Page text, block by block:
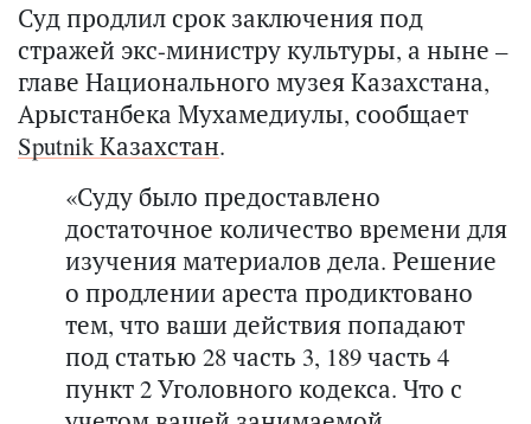
Суд продлил срок заключения под
стражей экс-министру культуры, а ныне –
главе Национального музея Казахстана,
Арыстанбека Мухамедиулы, сообщает
Sputnik Казахстан.
«Суду было предоставлено
достаточное количество времени для
изучения материалов дела. Решение
о продлении ареста продиктовано
тем, что ваши действия попадают
под статью 28 часть 3, 189 часть 4
пункт 2 Уголовного кодекса. Что с